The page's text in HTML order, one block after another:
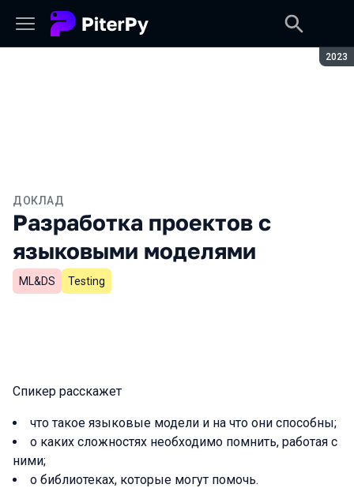
2023
ДОКЛАД
Разработка проектов с
языковыми моделями
ML&DS Testing
Спикер расскажет
что такое языковые модели и на что они способны;
о каких сложностях необходимо помнить, работая с
ними;
о библиотеках, которые могут помочь.